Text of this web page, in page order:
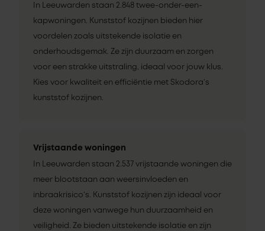
In Leeuwarden staan 2.848 twee-onder-een-
kapwoningen. Kunststof kozijnen bieden hier
voordelen zoals uitstekende isolatie en
onderhoudsgemak. Ze zijn duurzaam en zorgen
voor een strakke uitstraling, ideaal voor jouw klus.
Kies voor kwaliteit en efficiëntie met Skodora’s
kunststof kozijnen.
Vrijstaande woningen
In Leeuwarden staan 2.537 vrijstaande woningen die
meer blootstaan aan weersinvloeden en
inbraakrisico’s. Kunststof kozijnen zijn ideaal voor
deze woningen vanwege hun duurzaamheid en
veiligheid. Ze bieden uitstekende isolatie en zijn